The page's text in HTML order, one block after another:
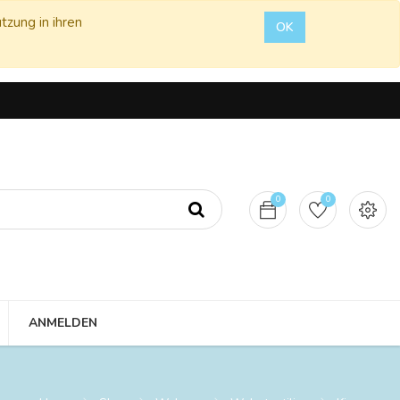
in ihren
OK
0 0
ANMELDEN